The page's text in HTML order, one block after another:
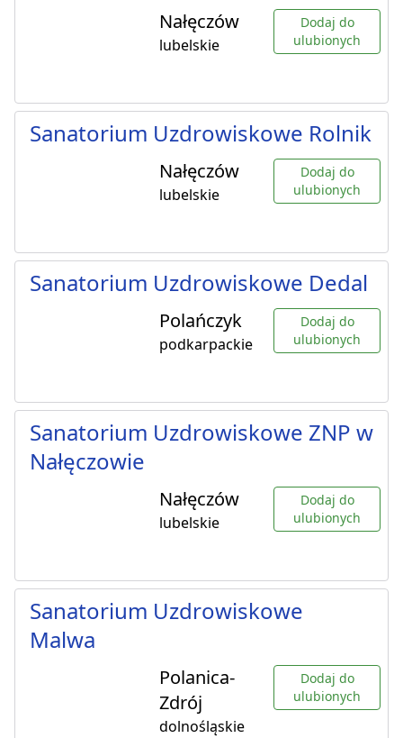
Nałęczów
lubelskie
Dodaj do
ulubionych
Sanatorium Uzdrowiskowe Rolnik
Nałęczów
lubelskie
Dodaj do
ulubionych
Sanatorium Uzdrowiskowe Dedal
Polańczyk
podkarpackie
Dodaj do
ulubionych
Sanatorium Uzdrowiskowe ZNP w
Nałęczowie
Nałęczów
lubelskie
Dodaj do
ulubionych
Sanatorium Uzdrowiskowe
Malwa
Polanica-
Zdrój
dolnośląskie
Dodaj do
ulubionych